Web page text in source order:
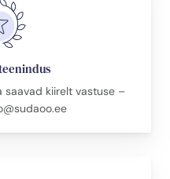
saavad kiirelt vastuse –